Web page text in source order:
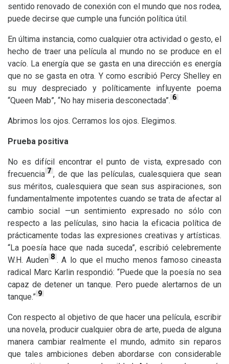
sentido renovado de conexión con el mundo que nos rodea,
puede decirse que cumple una función política útil.
En última instancia, como cualquier otra actividad o gesto, el
hecho de traer una película al mundo no se produce en el
vacío. La energía que se gasta en una dirección es energía
que no se gasta en otra. Y como escribió Percy Shelley en
su muy despreciado y políticamente influyente poema
“Queen Mab”, “No hay miseria desconectada”. 6
Abrimos los ojos. Cerramos los ojos. Elegimos.
Prueba positiva
No es difícil encontrar el punto de vista, expresado con
frecuencia 7 , de que las películas, cualesquiera que sean
sus méritos, cualesquiera que sean sus aspiraciones, son
fundamentalmente impotentes cuando se trata de afectar al
cambio social —un sentimiento expresado no sólo con
respecto a las películas, sino hacia la eficacia política de
prácticamente todas las expresiones creativas y artísticas.
“La poesía hace que nada suceda”, escribió celebremente
W.H. Auden 8 . A lo que el mucho menos famoso cineasta
radical Marc Karlin respondió: “Puede que la poesía no sea
capaz de detener un tanque. Pero puede alertarnos de un
tanque.” 9
Con respecto al objetivo de que hacer una película, escribir
una novela, producir cualquier obra de arte, pueda de alguna
manera cambiar realmente el mundo, admito sin reparos
que tales ambiciones deben abordarse con considerable